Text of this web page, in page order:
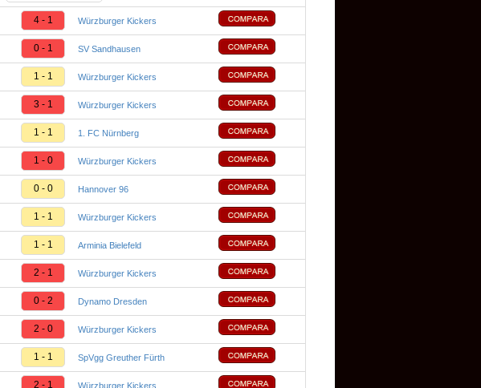
4 - 1 Würzburger Kickers
0 - 1 SV Sandhausen
1 - 1 Würzburger Kickers
3 - 1 Würzburger Kickers
1 - 1 1. FC Nürnberg
1 - 0 Würzburger Kickers
0 - 0 Hannover 96
1 - 1 Würzburger Kickers
1 - 1 Arminia Bielefeld
2 - 1 Würzburger Kickers
0 - 2 Dynamo Dresden
2 - 0 Würzburger Kickers
1 - 1 SpVgg Greuther Fürth
2 - 1 Würzburger Kickers